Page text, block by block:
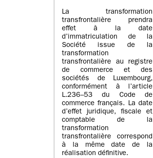
La transformation
transfrontalière prendra
effet à la date
d’immatriculation de la
Société issue de la
transformation
transfrontalière au registre
de commerce et des
sociétés de Luxembourg,
conformément à l’article
L.236–53 du Code de
commerce français. La date
d’effet juridique, fiscale et
comptable de la
transformation
transfrontalière correspond
à la même date de la
réalisation définitive.